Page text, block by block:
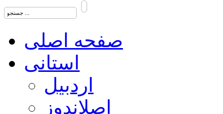
صفحه اصلی
استانی
اردبیل
اصلاندوز